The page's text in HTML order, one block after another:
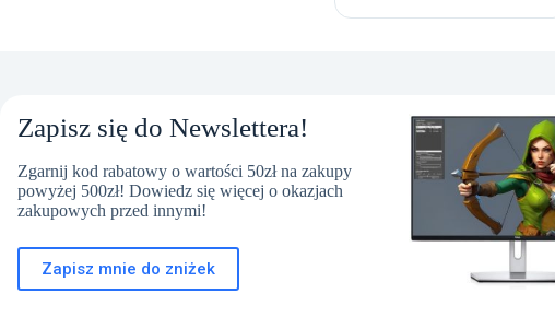
Zapisz się do Newslettera!
Zgarnij kod rabatowy o wartości 50zł na zakupy
powyżej 500zł! Dowiedz się więcej o okazjach
zakupowych przed innymi!
Zapisz mnie do zniżek